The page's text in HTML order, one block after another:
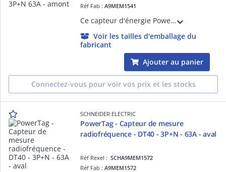
Réf Fab :A9MEM1541
Ce capteur d'énergie PowerTag Energy est un périphérique sans fil monté en amont sur un disjoncteur et connecté aux passerelles de communication PAS400/600/800 via la com. sans fil. En radiofréquence 63A pour iC60 3P+N et auto-alimenté.
Voir les tailles d'emballage du
fabricant
Ajouter au panier
Connectez-vous pour voir vos prix et les stocks
SCHNEIDER ELECTRIC
PowerTag - Capteur de mesure
radiofréquence - DT40 - 3P+N - 63A - aval
Réf Rexel :SCHA9MEM1572
Réf Fab :A9MEM1572